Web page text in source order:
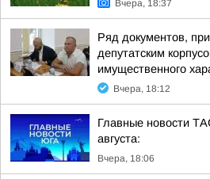
Вчера, 18:37
Ряд документов,
депутатским
имущественного
Вчера, 18:12
Главные новости
августа:
Вчера, 18:06